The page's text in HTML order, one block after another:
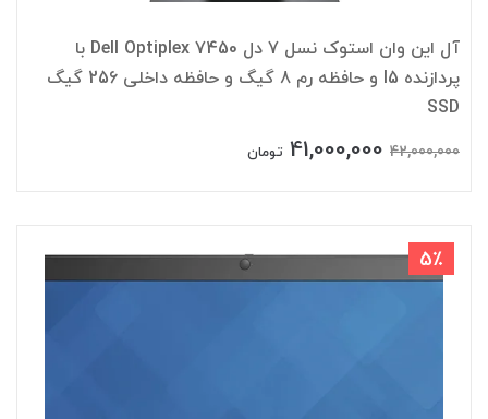
آل این وان استوک نسل 7 دل Dell Optiplex 7450 با
پردازنده I5 و حافظه رم 8 گیگ و حافظه داخلی 256 گیگ
SSD
42,000,000
41,000,000 تومان
5٪